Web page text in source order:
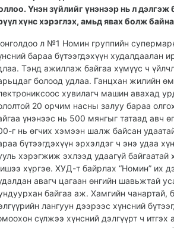
Үнэн зүйлийг үнэнээр нь л
хүнс хэрэглэх, амьд явах болж
л №1 Номин группийн
бараа бүтээгдэхүүн худалдаалан
Тэнд ажиллаж байгаа хүмүүс ч
болоод удлаа. Ганцхан жилийн
хувилагч машин авахад
20 орчим насны залуу бараа
үнэнээс нь 500 мянгыг татаад авч
г нь өгчих хэмээн шалж байсан
бүтээгдэхүүн эрхэлдэг ч энэ удаа
хэрэгжиж эхлээд удаагүй байгаатай
хүргэе. ХУД-т байрлах “Номин” их
авагч цагаан өнгийн шавьжтай
байгаа аж. Хамгийн чанартай,
лангуун дээрээс хүнсний
сүлжээ хүнсний дэлгүүрт ч итгэх